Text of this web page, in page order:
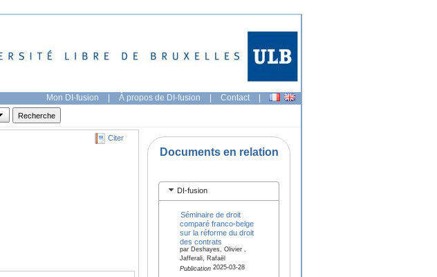
Mon DI-fusion | À propos de DI-fusion | Contact |
Citer
Documents en relation
DI-fusion
Séminaire de droit
comparé franco-belge
sur la réforme du droit
des contrats
par Deshayes, Olivier ,
Jafferali, Rafaël
Publication2025-03-28